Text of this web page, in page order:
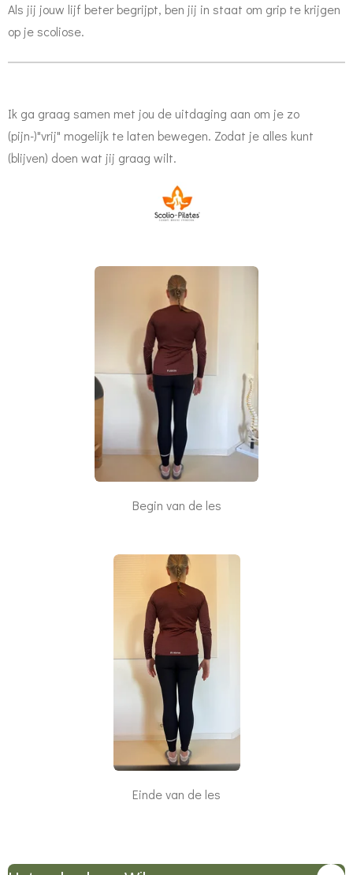
Als jij jouw lijf beter begrijpt, ben jij in staat om grip te krijgen
op je scoliose.
Ik ga graag samen met jou de uitdaging aan om je zo
(pijn-)"vrij" mogelijk te laten bewegen. Zodat je alles kunt
(blijven) doen wat jij graag wilt.
Begin van de les
Einde van de les